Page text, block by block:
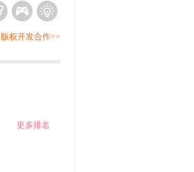
版权开发合作>>
更多排名